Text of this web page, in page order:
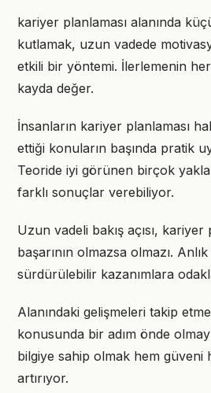
kariyer planlaması alanında
kutlamak, uzun vadede
etkili bir yöntemi. İlerlemenin
kayda değer.
İnsanların kariyer planlaması
ettiği konuların başında pratik
Teoride iyi görünen birçok
farklı sonuçlar verebiliyor.
Uzun vadeli bakış açısı, kariyer
başarının olmazsa olmazı.
sürdürülebilir kazanımlara
Alanındaki gelişmeleri takip
konusunda bir adım önde
bilgiye sahip olmak hem güveni
artırıyor.